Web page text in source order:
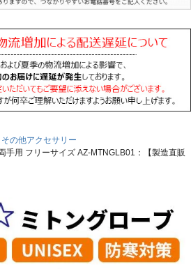
その他アクセサリー
手用 フリーサイズ AZ-MTNGLB01：【製造直販